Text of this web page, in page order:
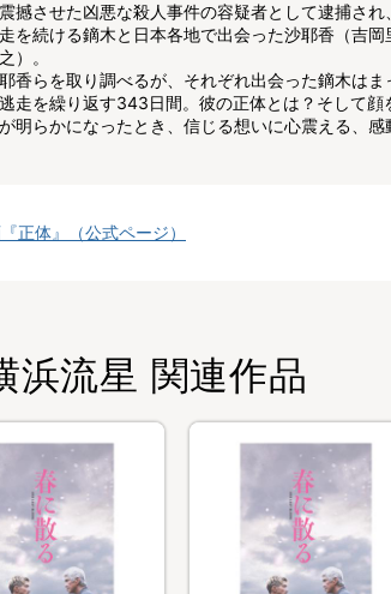
撼させた凶悪な殺人事件の容疑者として逮捕さ
を続ける鏑木と日本各地で出会った沙耶香（吉
）。
香らを取り調べるが、それぞれ出会った鏑木はま
走を繰り返す343日間。彼の正体とは？そして顔
明らかになったとき、信じる想いに心震える、感
正体』（公式ページ）
浜流星 関連作品